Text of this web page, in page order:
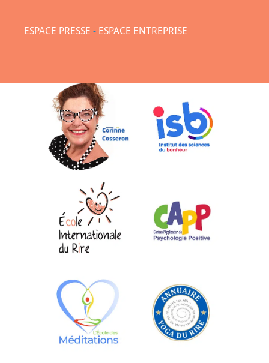
ESPACE PRESSE - ESPACE ENTREPRISE